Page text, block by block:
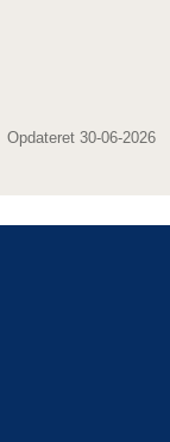
Opdateret 30-06-2026